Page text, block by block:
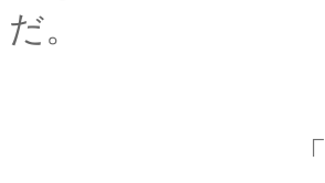
だ。
「･･････ど